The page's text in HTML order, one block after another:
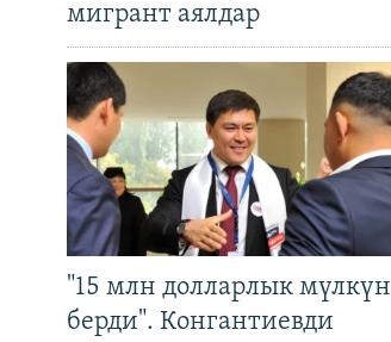
мигрант аялдар
"15 млн долларлык мүлкүн
берди". Конгантиевди